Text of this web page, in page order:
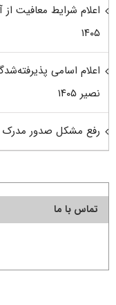
اعلام شرایط معافیت
۱۴۰۵
اعلام اسامی
نصیر ۱۴۰۵
رفع مشکل صدور مدرک
تماس با ما